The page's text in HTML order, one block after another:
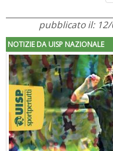
pubblicato il:
NOTIZIE DA UISP NAZIONALE